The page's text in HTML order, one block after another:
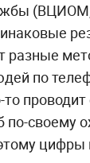
разные
по
то
своему
цифры